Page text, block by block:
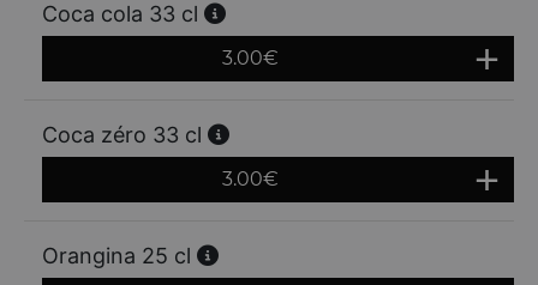
Coca cola 33 cl
3.00€
Coca zéro 33 cl
3.00€
Orangina 25 cl